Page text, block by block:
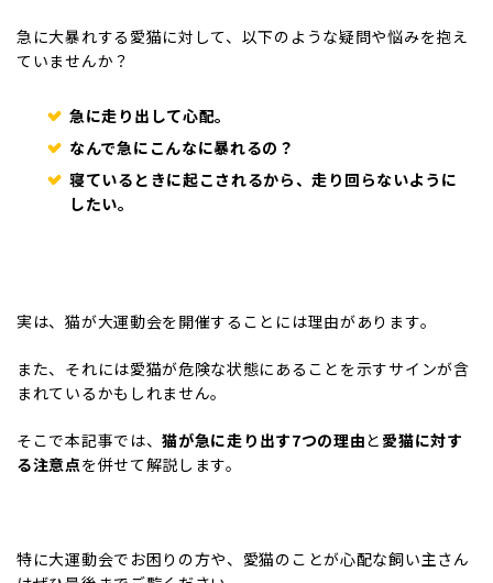
急に大暴れする愛猫に対して、以下のような疑問や悩みを抱え
ていませんか？
急に走り出して心配。
なんで急にこんなに暴れるの？
寝ているときに起こされるから、走り回らないように
したい。
実は、猫が大運動会を開催することには理由があります。
また、それには愛猫が危険な状態にあることを示すサインが含
まれているかもしれません。
そこで本記事では、猫が急に走り出す7つの理由と 愛猫に対す
る注意点を併せて解説します。
特に大運動会でお困りの方や、愛猫のことが心配な飼い主さん